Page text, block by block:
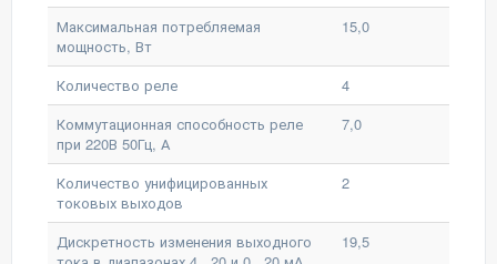
Максимальная потребляемая
мощность, Вт
15,0
Количество реле
4
Коммутационная способность реле
при 220В 50Гц, А
7,0
Количество унифицированных
токовых выходов
2
Дискретность изменения выходного
19,5